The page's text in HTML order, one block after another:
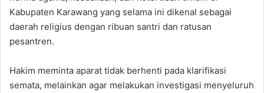
Kabupaten Karawang yang selama ini dikenal sebagai
daerah religius dengan ribuan santri dan ratusan
pesantren.
Hakim meminta aparat tidak berhenti pada klarifikasi
semata, melainkan agar melakukan investigasi menyeluruh